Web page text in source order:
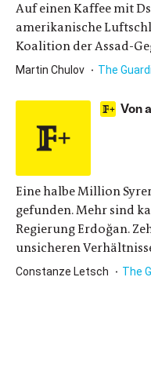
Auf einen Kaffee mit
amerikanische
Koalition der Assad-
Martin Chulov The
Von
Eine halbe Million
gefunden. Mehr sind
Regierung Erdoğan.
unsicheren
Constanze Letsch The